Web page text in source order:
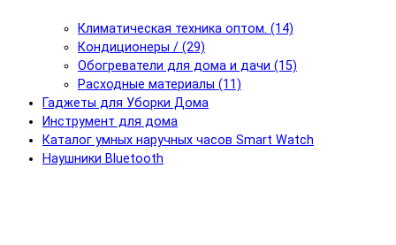
Климатическая техника оптом. (14)
Кондиционеры / (29)
Обогреватели для дома и дачи (15)
Расходные материалы (11)
Гаджеты для Уборки Дома
Инструмент для дома
Каталог умных наручных часов Smart Watch
Наушники Bluetooth